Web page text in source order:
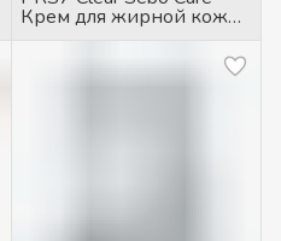
Крем для жирной кожи